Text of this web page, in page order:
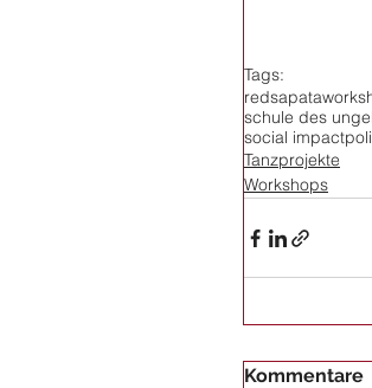
Tags:
redsapata
schule des
social impact
Tanzprojekte
Workshops
Kommentare